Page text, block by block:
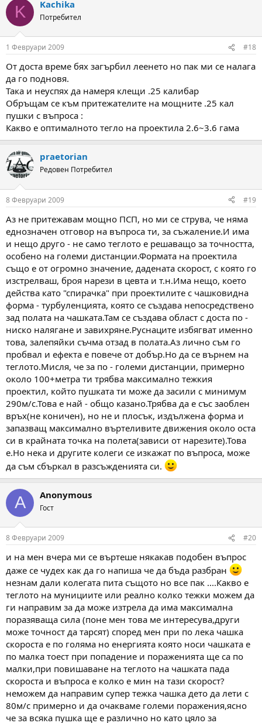
K Kachika
Потребител
1 Февруари 2009 #18
От доста време бях загърбил леенето но пак ми се налага
да го подновя.
Така и неуспях да намеря клещи .25 калибар
Обръщам се към притежателите на мощните .25 кал
пушки с въпроса :
Какво е оптималното тегло на проектила 2.6~3.6 гама
praetorian
Редовен Потребител
8 Февруари 2009 #19
Аз не притежавам мощно ПСП, но ми се струва, че няма
еднозначен отговор на въпроса ти, за съжаление.И има
и нещо друго - не само теглото е решаващо за точността,
особено на големи дистанции.Формата на проектила
също е от огромно значение, дадената скорост, с която го
изстрелваш, броя нарези в цевта и т.н.Има нещо, което
действа като "спирачка" при проектилите с чашковидна
форма - турбуленцията, която се създава непосредствено
зад полата на чашката.Там се създава област с доста по -
ниско налягане и завихряне.Руснаците избягват именно
това, залепяйки съчма отзад в полата.Аз лично съм го
пробвал и ефекта е повече от добър.Но да се върнем на
теглото.Мисля, че за по - големи дистанции, примерно
около 100+метра ти трябва максимално тежкия
проектил, който пушката ти може да засили с минимум
290м/с.Това е най - общо казано.Трябва да е със заоблен
връх(не коничен), но не и плосък, издължена форма и
запазващ максимално въртеливите движения около оста
си в крайната точка на полета(зависи от нарезите).Това
е.Но нека и другите колеги се изкажат по въпроса, може
да съм сбъркал в разсъжденията си.
A Anonymous
Гост
8 Февруари 2009 #20
и на мен вчера ми се въртеше някакав подобен въпрос
даже се чудех как да го напиша че да бъда разбран
незнам дали колегата пита същото но все пак ....Какво е
теглото на мунициите или реално колко тежки можем да
ги направим за да може изтрела да има максимална
поразяваща сила (поне мен това ме интересува,други
може точност да тарсят) според мен при по лека чашка
скороста е по голяма но енергията която носи чашката е
по малка тоест при попадение и пораженията ще са по
малки,при повишаване на теглото на чашката пада
скороста и въпроса е колко е мин на тази скорост?
неможем да направим супер тежка чашка дето да лети с
80м/с примерно и да очакваме големи поражения,ясно
че за всяка пушка ще е различно но като цяло за